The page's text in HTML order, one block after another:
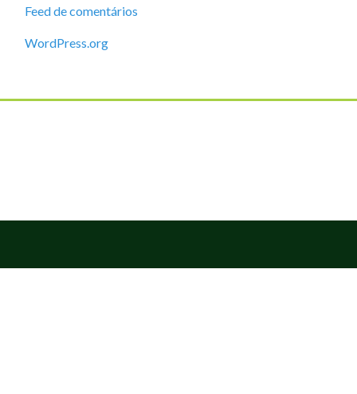
Feed de comentários
WordPress.org